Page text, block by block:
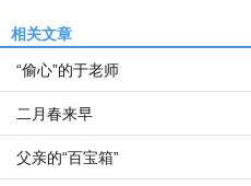
相关文章
“偷心”的于老师
二月春来早
父亲的“百宝箱”